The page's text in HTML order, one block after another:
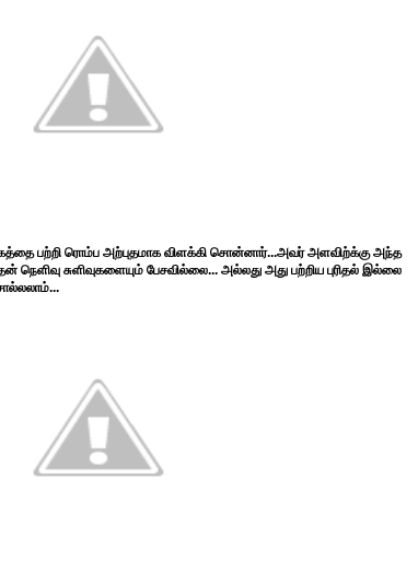
பற்றி ரொம்ப அற்புதமாக விளக்கி சொன்னார்...அவர் அளவிற்க்கு அந்த
சுளிவுகளையும் பேசவில்லை... அல்லது அது பற்றிய புரிதல் இல்லை